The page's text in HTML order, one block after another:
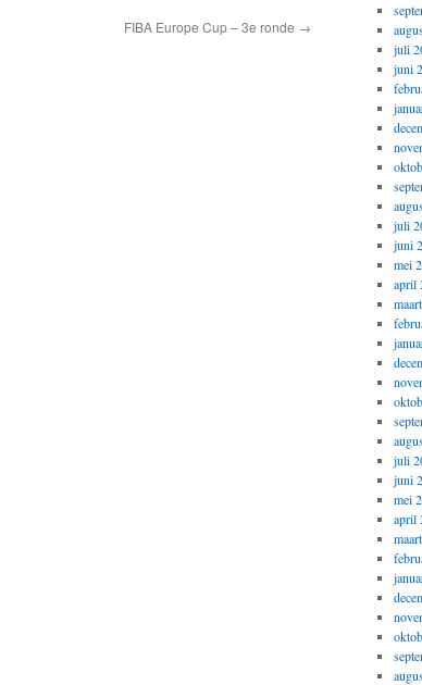
FIBA Europe Cup – 3e ronde →
juli
juni
juli
juni
mei
april
juli
juni
mei
april